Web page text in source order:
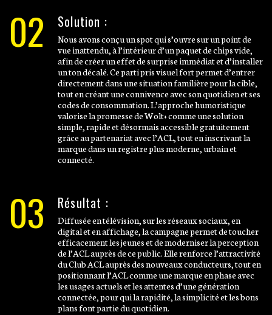
02 Solution :
Nous avons conçu un spot qui s’ouvre sur un point de
vue inattendu, à l’intérieur d’un paquet de chips vide,
afin de créer un effet de surprise immédiat et d’installer
un ton décalé. Ce parti pris visuel fort permet d’entrer
directement dans une situation familière pour la cible,
tout en créant une connivence avec son quotidien et ses
codes de consommation. L’approche humoristique
valorise la promesse de Wolt+ comme une solution
simple, rapide et désormais accessible gratuitement
grâce au partenariat avec l’ACL, tout en inscrivant la
marque dans un registre plus moderne, urbain et
connecté.
03 Résultat :
Diffusée en télévision, sur les réseaux sociaux, en
digital et en affichage, la campagne permet de toucher
efficacement les jeunes et de moderniser la perception
de l’ACL auprès de ce public. Elle renforce l’attractivité
du Club ACL auprès des nouveaux conducteurs, tout en
positionnant l’ACL comme une marque en phase avec
les usages actuels et les attentes d’une génération
connectée, pour qui la rapidité, la simplicité et les bons
plans font partie du quotidien.